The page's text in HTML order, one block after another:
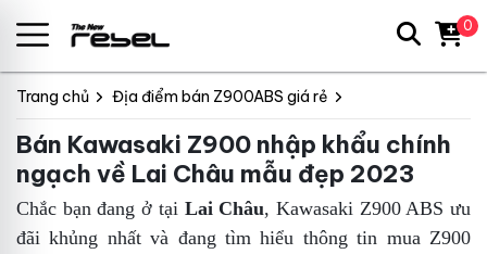
Trang chủ Địa điểm bán Z900ABS giá rẻ
Bán Kawasaki Z900 nhập khẩu chính
ngạch về Lai Châu mẫu đẹp 2023
Chắc bạn đang ở tại Lai Châu, Kawasaki Z900 ABS ưu
đãi khủng nhấtvà đang tìm hiểu thông tin mua Z900
0